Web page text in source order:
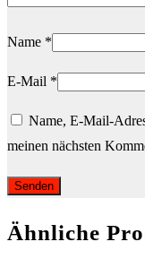
Name *
E-Mail *
Name, E-Mail-
meinen nächsten
Ähnliche